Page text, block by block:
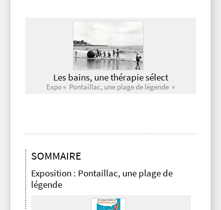
Les bains, une thérapie sélect
Expo « Pontaillac, une plage de légende »
SOMMAIRE
Exposition : Pontaillac, une plage de
légende